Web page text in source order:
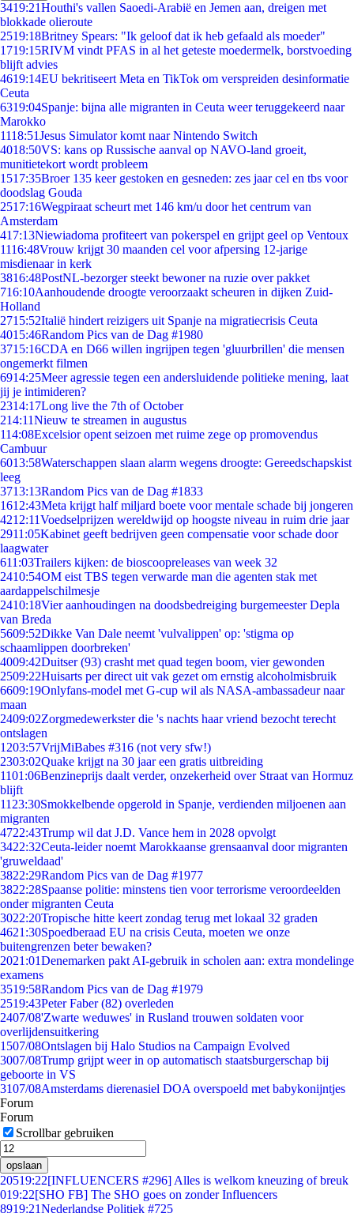
3419:21Houthi's vallen Saoedi-Arabië en Jemen aan, dreigen met
blokkade olieroute
2519:18Britney Spears: "Ik geloof dat ik heb gefaald als moeder"
1719:15RIVM vindt PFAS in al het geteste moedermelk, borstvoeding
blijft advies
4619:14EU bekritiseert Meta en TikTok om verspreiden desinformatie
Ceuta
6319:04Spanje: bijna alle migranten in Ceuta weer teruggekeerd naar
Marokko
1118:51Jesus Simulator komt naar Nintendo Switch
4018:50VS: kans op Russische aanval op NAVO-land groeit,
munitietekort wordt probleem
1517:35Broer 135 keer gestoken en gesneden: zes jaar cel en tbs voor
doodslag Gouda
2517:16Wegpiraat scheurt met 146 km/u door het centrum van
Amsterdam
417:13Niewiadoma profiteert van pokerspel en grijpt geel op Ventoux
1116:48Vrouw krijgt 30 maanden cel voor afpersing 12-jarige
misdienaar in kerk
3816:48PostNL-bezorger steekt bewoner na ruzie over pakket
716:10Aanhoudende droogte veroorzaakt scheuren in dijken Zuid-
Holland
2715:52Italië hindert reizigers uit Spanje na migratiecrisis Ceuta
4015:46Random Pics van de Dag #1980
3715:16CDA en D66 willen ingrijpen tegen 'gluurbrillen' die mensen
ongemerkt filmen
6914:25Meer agressie tegen een andersluidende politieke mening, laat
jij je intimideren?
2314:17Long live the 7th of October
214:11Nieuw te streamen in augustus
114:08Excelsior opent seizoen met ruime zege op promovendus
Cambuur
6013:58Waterschappen slaan alarm wegens droogte: Gereedschapskist
leeg
3713:13Random Pics van de Dag #1833
1612:43Meta krijgt half miljard boete voor mentale schade bij jongeren
4212:11Voedselprijzen wereldwijd op hoogste niveau in ruim drie jaar
2911:05Kabinet geeft bedrijven geen compensatie voor schade door
laagwater
611:03Trailers kijken: de bioscoopreleases van week 32
2410:54OM eist TBS tegen verwarde man die agenten stak met
aardappelschilmesje
2410:18Vier aanhoudingen na doodsbedreiging burgemeester Depla
van Breda
5609:52Dikke Van Dale neemt 'vulvalippen' op: 'stigma op
schaamlippen doorbreken'
4009:42Duitser (93) crasht met quad tegen boom, vier gewonden
2509:22Huisarts per direct uit vak gezet om ernstig alcoholmisbruik
6609:19Onlyfans-model met G-cup wil als NASA-ambassadeur naar
maan
2409:02Zorgmedewerkster die 's nachts haar vriend bezocht terecht
ontslagen
1203:57VrijMiBabes #316 (not very sfw!)
2303:02Quake krijgt na 30 jaar een gratis uitbreiding
1101:06Benzineprijs daalt verder, onzekerheid over Straat van Hormuz
blijft
11 23:30Smokkelbende opgerold in Spanje, verdienden miljoenen aan
migranten
4722:43Trump wil dat J.D. Vance hem in 2028 opvolgt
3422:32Ceuta-leider noemt Marokkaanse grensaanval door migranten
'gruweldaad'
3822:29Random Pics van de Dag #1977
3822:28Spaanse politie: minstens tien voor terrorisme veroordeelden
onder migranten Ceuta
3022:20Tropische hitte keert zondag terug met lokaal 32 graden
4621:30Spoedberaad EU na crisis Ceuta, moeten we onze
buitengrenzen beter bewaken?
2021:01Denemarken pakt AI-gebruik in scholen aan: extra mondelinge
examens
3519:58Random Pics van de Dag #1979
2519:43Peter Faber (82) overleden
2407/08'Zwarte weduwes' in Rusland trouwen soldaten voor
overlijdensuitkering
1507/08Ontslagen bij Halo Studios na Campaign Evolved
3007/08Trump grijpt weer in op automatisch staatsburgerschap bij
geboorte in VS
3107/08Amsterdams dierenasiel DOA overspoeld met babykonijntjes
Forum
Forum
Scrollbar gebruiken
opslaan
20519:22[INFLUENCERS #296] Alles is welkom kneuzing of breuk
019:22[SHO FB] The SHO goes on zonder Influencers
8919:21Nederlandse Politiek #725